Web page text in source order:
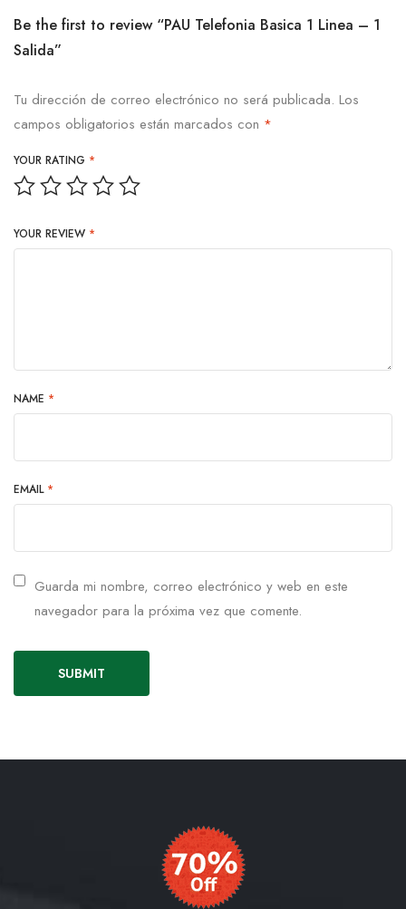
Be the first to review “PAU Telefonia Basica 1 Linea – 1
Salida”
Tu dirección de correo electrónico no será publicada. Los
campos obligatorios están marcados con *
YOUR RATING *
YOUR REVIEW *
NAME *
EMAIL *
Guarda mi nombre, correo electrónico y web en este
navegador para la próxima vez que comente.